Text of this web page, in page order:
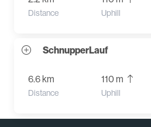
Distance Uphill
SchnupperLauf
6.6 km
Distance
110 m
Uphill